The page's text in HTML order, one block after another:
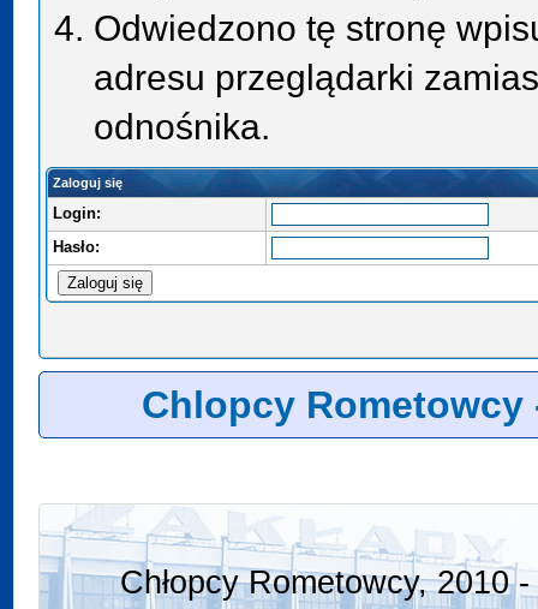
Odwiedzono tę stronę
adresu przeglądarki
odnośnika.
Zaloguj się
Login:
Hasło:
Chlopcy Rometowcy
Chłopcy Rometowcy, 2010